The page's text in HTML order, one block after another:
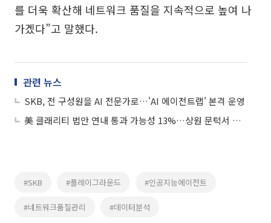
를 더욱 확산해 네트워크 품질을 지속적으로 높여 나
가겠다”고 말했다.
관련 뉴스
SKB, 전 구성원을 AI 전문가로…'AI 에이전트랩' 본격 운영
美 클래리티 법안 연내 통과 가능성 13%…상원 문턱서 제동
#SKB #플레이그라운드 #인공지능에이전트
#네트워크품질관리 #데이터분석